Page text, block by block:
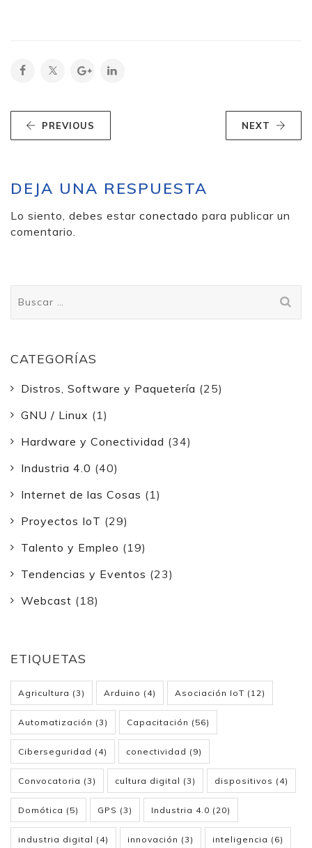
PREVIOUS NEXT
DEJA UNA RESPUESTA
Lo siento, debes estar conectado para publicar un
comentario.
CATEGORÍAS
Distros, Software y Paquetería (25)
GNU / Linux (1)
Hardware y Conectividad (34)
Industria 4.0 (40)
Internet de las Cosas (1)
Proyectos IoT (29)
Talento y Empleo (19)
Tendencias y Eventos (23)
Webcast (18)
ETIQUETAS
Agricultura (3) Arduino (4) Asociación IoT (12)
Automatización (3) Capacitación (56)
Ciberseguridad (4) conectividad (9)
Convocatoria (3) cultura digital (3) dispositivos (4)
Domótica (5) GPS (3) Industria 4.0 (20)
industria digital (4) innovación (3) inteligencia (6)